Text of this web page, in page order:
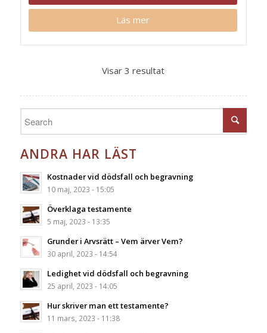
Läs mer
Visar 3 resultat
ANDRA HAR LÄST
Kostnader vid dödsfall och begravning
10 maj, 2023 - 15:05
Överklaga testamente
5 maj, 2023 - 13:35
Grunder i Arvsrätt – Vem ärver Vem?
30 april, 2023 - 14:54
Ledighet vid dödsfall och begravning
25 april, 2023 - 14:05
Hur skriver man ett testamente?
11 mars, 2023 - 11:38